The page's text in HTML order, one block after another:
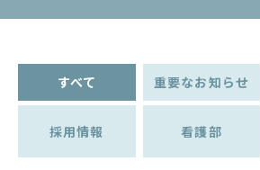
すべて 重要なお知らせ
採用情報 看護部